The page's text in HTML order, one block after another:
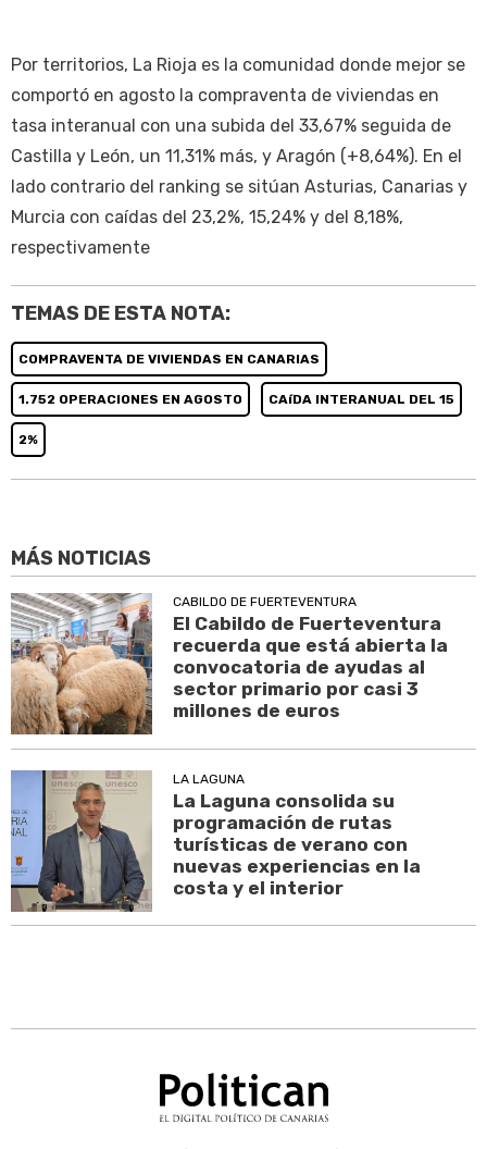
Por territorios, La Rioja es la comunidad donde mejor se
comportó en agosto la compraventa de viviendas en
tasa interanual con una subida del 33,67% seguida de
Castilla y León, un 11,31% más, y Aragón (+8,64%). En el
lado contrario del ranking se sitúan Asturias, Canarias y
Murcia con caídas del 23,2%, 15,24% y del 8,18%,
respectivamente
TEMAS DE ESTA NOTA:
COMPRAVENTA DE VIVIENDAS EN CANARIAS
1.752 OPERACIONES EN AGOSTO CAíDA INTERANUAL DEL 15
2%
MÁS NOTICIAS
CABILDO DE FUERTEVENTURA
El Cabildo de Fuerteventura
recuerda que está abierta la
convocatoria de ayudas al
sector primario por casi 3
millones de euros
LA LAGUNA
La Laguna consolida su
programación de rutas
turísticas de verano con
nuevas experiencias en la
costa y el interior